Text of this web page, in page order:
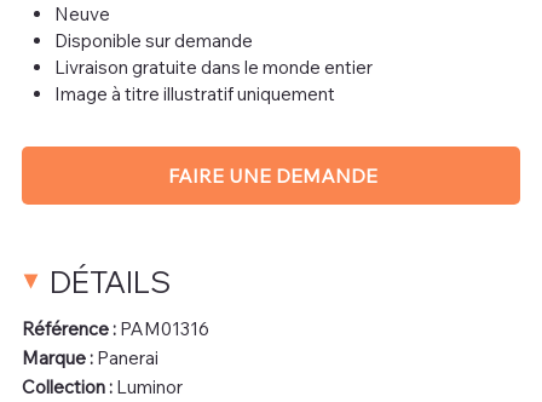
Neuve
Disponible sur demande
Livraison gratuite dans le monde entier
Image à titre illustratif uniquement
FAIRE UNE DEMANDE
DÉTAILS
Référence :PAM01316
Marque : Panerai
Collection : Luminor